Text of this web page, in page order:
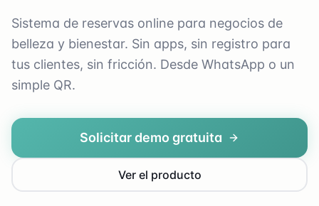
Sistema de reservas online para negocios de
belleza y bienestar. Sin apps, sin registro para
tus clientes, sin fricción. Desde WhatsApp o un
simple QR.
Solicitar demo gratuita
Ver el producto